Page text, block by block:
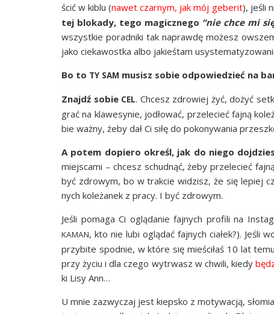
ścić w kiblu (nawet czar­nym, jak mój gebe­rit), jeśli
tej blo­ka­dy, tego magicz­ne­go “nie chce mi
wszyst­kie porad­ni­ki tak napraw­dę możesz
jako cie­ka­wost­ka albo jakieś­tam
Bo to TY SAM musisz sobie odpo­wie­dzieć na
Znajdź sobie CEL. Chcesz zdro­wiej żyć, dożyć
grać na kla­we­sy­nie, jodło­wać, prze­le­cieć faj­ną
bie waż­ny, żeby dał Ci siłę do poko­ny­wa­nia
A potem dopie­ro określ, jak do nie­go
miej­sca­mi – chcesz schud­nąć, żeby prze­le­cieć
być zdro­wym, bo w trak­cie widzisz, że się lepiej
nych kole­ża­nek z pra­cy. I być zdrowym.
Jeśli poma­ga Ci oglą­da­nie faj­nych pro­fi­li na
KAMAN, kto nie lubi oglą­dać faj­nych cia­łek?). Jeśli
przy­bi­te spodnie, w któ­re się mie­ści­łaś 10 lat
przy życiu i dla cze­go wytrwasz w chwi­li, kie­dy
ki Lisy Ann…
U mnie zazwy­czaj jest kiep­sko z moty­wa­cją,